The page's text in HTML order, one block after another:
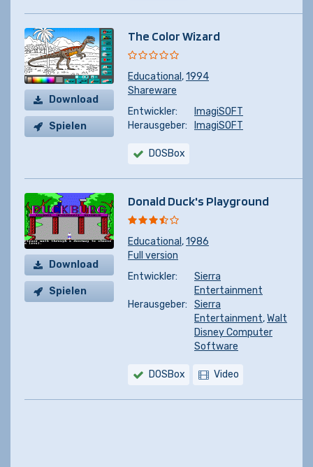
Download
Spielen
The Color Wizard
Educational ,1994
Shareware
Entwickler:
ImagiSOFT
Herausgeber:
ImagiSOFT
DOSBox
Download
Spielen
Donald Duck's Playground
Educational ,1986
Full version
Entwickler:
Sierra
Entertainment
Herausgeber:
Sierra
Entertainment,Walt
Disney Computer
Software
DOSBox Video